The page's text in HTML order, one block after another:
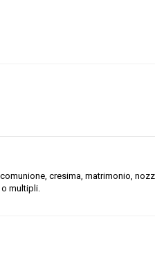
cresima, matrimonio,
multipli.